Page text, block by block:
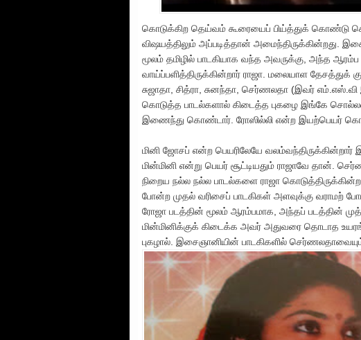
கொடுக்கிற தெய்வம் கூரையைப் பிய்த்துக் கொண்டு
விஷயத்திலும் அப்படித்தான் அமைந்திருக்கின்றது.
மூலம் தமிழில் பாடகியாக வந்த அவருக்கு, அந்த
வாய்ப்பளித்திருக்கின்றார் ராஜா. மலையாள தேசத்துக்
சுஜாதா, சித்ரா, சுனந்தா, செர்ணலதா (இவர்
கொடுத்த பாடல்களால் கிடைத்த புகழை இங்கே
இணைந்து கொண்டார். ரோஸில்லி என்ற இயற்பெயர்
மினி ஜோசப் என்ற பெயரிலேயே வலம்வந்திருக்கின்றார்
மின்மினி என்று பெயர் சூட்டியதும் ராஜாவே தான்.
நிறைய நல்ல நல்ல பாடல்களை ராஜா
போன்ற முதல் வரிசைப் பாடகிகள் அளவுக்கு வராமற்
ரோஜா படத்தின் மூலம் ஆரம்பமாக, அந்தப் படத்தின்
மின்மினிக்குக் கிடைக்க அவர் அதுவரை தொடாத
புகழால். இசைஞானியின் பாடகிகளில்